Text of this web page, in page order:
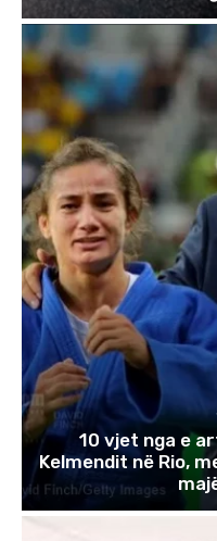
10 vjet nga e
Kelmendit në Rio,